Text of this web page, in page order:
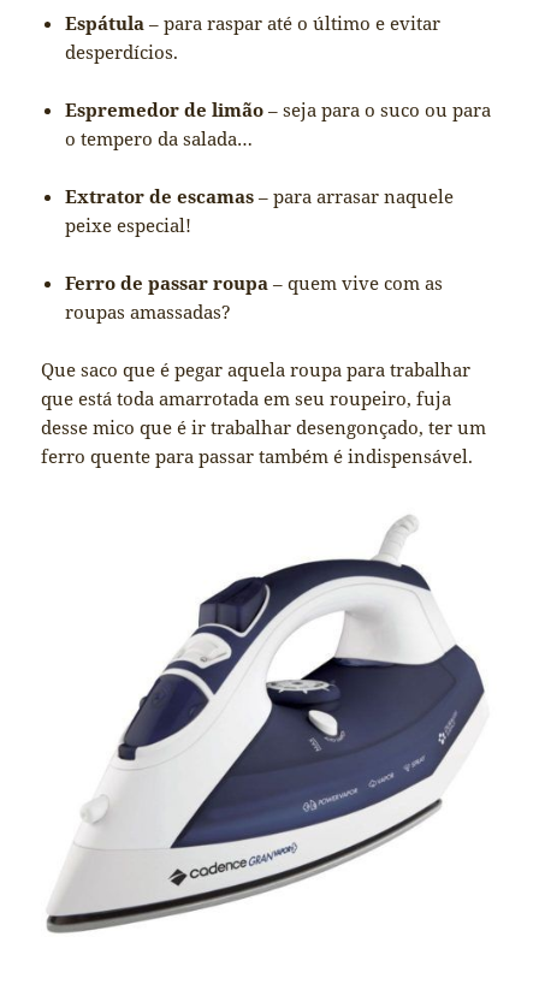
Espátula – para raspar até o último e evitar
desperdícios.
Espremedor de limão – seja para o suco ou para
o tempero da salada…
Extrator de escamas – para arrasar naquele
peixe especial!
Ferro de passar roupa – quem vive com as
roupas amassadas?
Que saco que é pegar aquela roupa para trabalhar
que está toda amarrotada em seu roupeiro, fuja
desse mico que é ir trabalhar desengonçado, ter um
ferro quente para passar também é indispensável.